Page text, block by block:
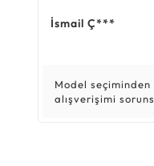
İsmail Ç***
Model
alışverişimi